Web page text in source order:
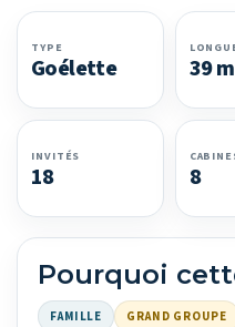
TYPE
Goélette 39 m
INVITÉS
18 8
Pourquoi
FAMILLE GRAND GROUPE